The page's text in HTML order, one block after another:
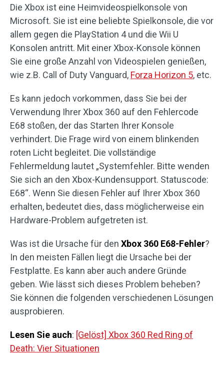
Die Xbox ist eine Heimvideospielkonsole von
Microsoft. Sie ist eine beliebte Spielkonsole, die vor
allem gegen die PlayStation 4 und die Wii U
Konsolen antritt. Mit einer Xbox-Konsole können
Sie eine große Anzahl von Videospielen genießen,
wie z.B. Call of Duty Vanguard, Forza Horizon 5, etc.
Es kann jedoch vorkommen, dass Sie bei der
Verwendung Ihrer Xbox 360 auf den Fehlercode
E68 stoßen, der das Starten Ihrer Konsole
verhindert. Die Frage wird von einem blinkenden
roten Licht begleitet. Die vollständige
Fehlermeldung lautet „Systemfehler. Bitte wenden
Sie sich an den Xbox-Kundensupport. Statuscode:
E68“. Wenn Sie diesen Fehler auf Ihrer Xbox 360
erhalten, bedeutet dies, dass möglicherweise ein
Hardware-Problem aufgetreten ist.
Was ist die Ursache für den Xbox 360 E68-Fehler?
In den meisten Fällen liegt die Ursache bei der
Festplatte. Es kann aber auch andere Gründe
geben. Wie lässt sich dieses Problem beheben?
Sie können die folgenden verschiedenen Lösungen
ausprobieren.
Lesen Sie auch: [Gelöst] Xbox 360 Red Ring of
Death: Vier Situationen